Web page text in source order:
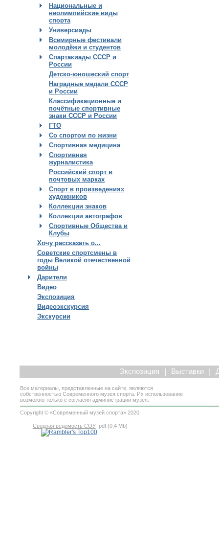
Национальные и
неолимпийские виды
спорта
Универсиады
Всемирные фестивали
молодёжи и студентов
Спартакиады СССР и
России
Детско-юношеский спорт
Наградные медали СССР
и России
Классификационные и
почётные спортивные
знаки СССР и России
ГТО
Со спортом по жизни
Спортивная медицина
Спортивная
журналистика
Российский спорт в
почтовых марках
Спорт в произведениях
художников
Коллекции знаков
Коллекции автографов
Спортивные Общества и
Клубы
Хочу рассказать о...
Советские спортсмены в
годы Великой отечественной
войны
Дарители
Видео
Экспозиция
Видеоэкскурсия
Экскурсии
Экспозиция | Выставки |
Все материалы, представленные на сайте, являются
собственностью Современного музея спорта. Их использование
возможно только с согласия администрации музея.
Copyright © «Современный музей спорта» 2020
Сводная ведомость СОУ.pdf (0,4 Mb)